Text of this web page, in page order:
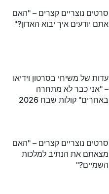
סרטים נוצריים קצרים – "האם
אתם יודעים איך יבוא האדון?"
עדות של משיחי בסרטון וידיאו
– "אני כבר לא מתחרה
באחרים" קולות שבח 2026
סרטים נוצריים קצרים – "האם
מצאתם את הנתיב למלכות
השמיים?"